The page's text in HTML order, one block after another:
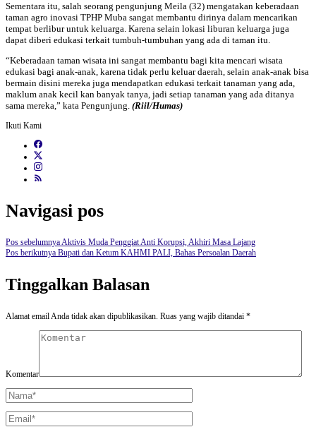
Sementara itu, salah seorang pengunjung Meila (32) mengatakan keberadaan
taman agro inovasi TPHP Muba sangat membantu dirinya dalam mencarikan
tempat berlibur untuk keluarga. Karena selain lokasi liburan keluarga juga
dapat diberi edukasi terkait tumbuh-tumbuhan yang ada di taman itu.
“Keberadaan taman wisata ini sangat membantu bagi kita mencari wisata
edukasi bagi anak-anak, karena tidak perlu keluar daerah, selain anak-anak bisa
bermain disini mereka juga mendapatkan edukasi terkait tanaman yang ada,
maklum anak kecil kan banyak tanya, jadi setiap tanaman yang ada ditanya
sama mereka,” kata Pengunjung. (Riil/Humas)
Ikuti Kami
Navigasi pos
Pos sebelumnya Aktivis Muda Penggiat Anti Korupsi, Akhiri Masa Lajang
Pos berikutnya Bupati dan Ketum KAHMI PALI, Bahas Persoalan Daerah
Tinggalkan Balasan
Alamat email Anda tidak akan dipublikasikan. Ruas yang wajib ditandai *
Komentar